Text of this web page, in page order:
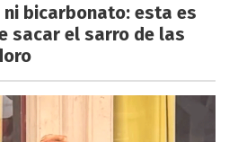
ni bicarbonato: esta es
sacar el sarro de las